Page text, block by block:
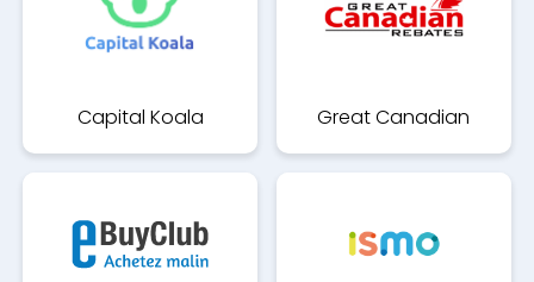
Capital Koala Great Canadian